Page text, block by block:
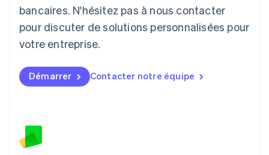
bancaires. N'hésitez pas à nous contacter
pour discuter de solutions personnalisées pour
votre entreprise.
Démarrer Contacter notre équipe
English
Luxembourg
FrançaisDeutschEnglish
Malaisie
Malte
English
Mexique
English
Nouvelle-Zélande